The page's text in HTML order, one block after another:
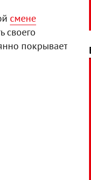
смене
своего
покрывает